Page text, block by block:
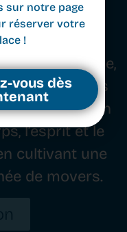
basé à Genève,
combinons
et coordination
l’esprit et le
cultivant une
de movers.
sur notre page
réserver votre
!
vous dès